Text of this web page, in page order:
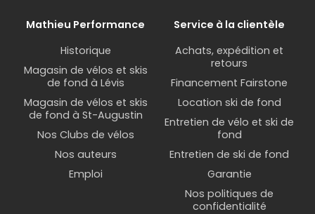
Mathieu Performance
Historique
Magasin de vélos et skis
de fond à Lévis
Magasin de vélos et skis
de fond à St-Augustin
Nos Clubs de vélos
Nos auteurs
Emploi
Service à la clientèle
Achats, expédition et
retours
Financement Fairstone
Location ski de fond
Entretien de vélo et ski de
fond
Entretien de ski de fond
Garantie
Nos politiques de
confidentialité